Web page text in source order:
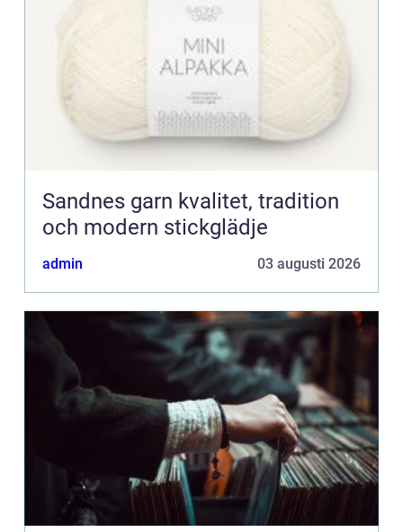
Sandnes garn kvalitet, tradition
och modern stickglädje
admin 03 augusti 2026